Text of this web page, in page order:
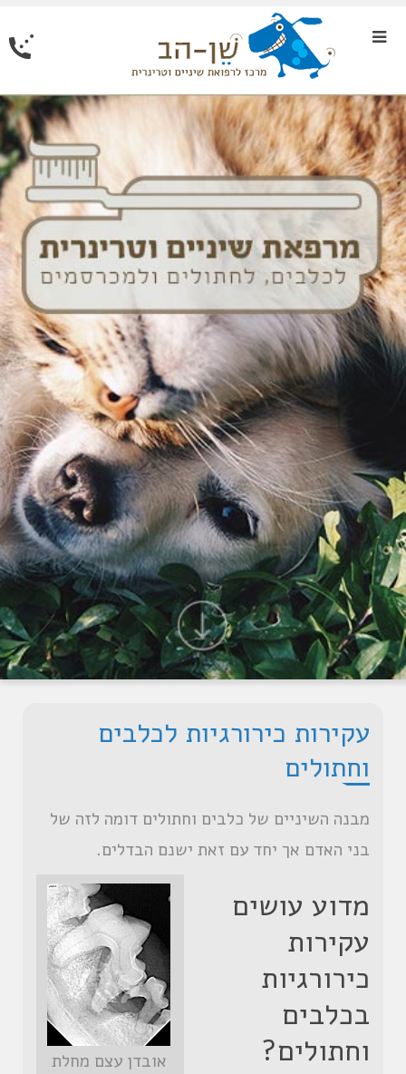
עקירות כירורגיות לכלבים
וחתולים
מבנה השיניים של כלבים וחתולים דומה לזה של
בני האדם אך יחד עם זאת ישנם הבדלים.
אובדן עצם מחלת
מדוע עושים
עקירות
כירורגיות
בכלבים
וחתולים?